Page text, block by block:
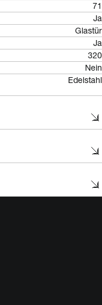
71
Ja
Glastür
Ja
320
Nein
Edelstahl